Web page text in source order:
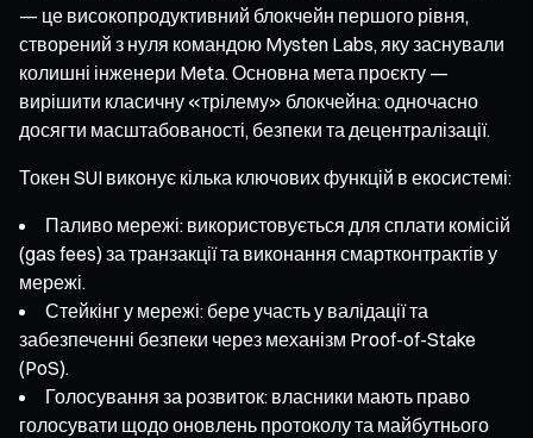
— це високопродуктивний блокчейн першого рівня,
створений з нуля командою Mysten Labs, яку заснували
колишні інженери Meta. Основна мета проєкту —
вирішити класичну «трілему» блокчейна: одночасно
досягти масштабованості, безпеки та децентралізації.
Токен SUI виконує кілька ключових функцій в екосистемі:
Паливо мережі: використовується для сплати комісій
(gas fees) за транзакції та виконання смартконтрактів у
мережі.
Стейкінг у мережі: бере участь у валідації та
забезпеченні безпеки через механізм Proof-of-Stake
(PoS).
Голосування за розвиток: власники мають право
голосувати щодо оновлень протоколу та майбутнього